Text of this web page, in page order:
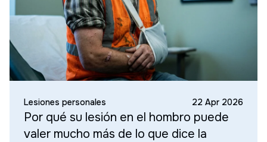
Lesiones personales 22 Apr 2026
Por qué su lesión en el hombro puede
valer mucho más de lo que dice la